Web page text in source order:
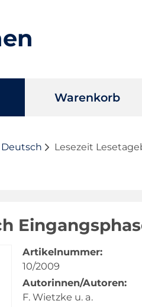
Warenkorb
Deutsch Lesezeit
Artikelnummer:
10/2009
Autorinnen/Autoren:
F. Wietzke u. a.